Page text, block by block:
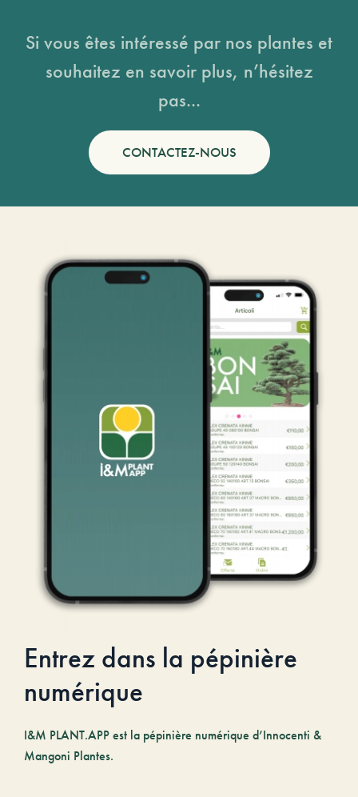
Si vous êtes intéressé par nos plantes et
souhaitez en savoir plus, n’hésitez
pas...
CONTACTEZ-NOUS
Entrez dans la pépinière
numérique
I&M PLANT.APP est la pépinière numérique d’Innocenti &
Mangoni Plantes.